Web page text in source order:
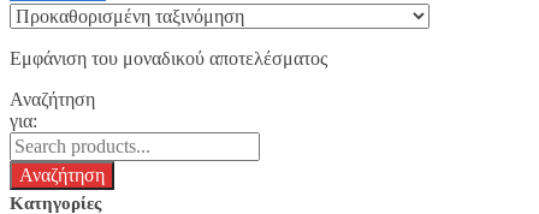
Εμφάνιση του μοναδικού αποτελέσματος
Αναζήτηση
για:
Κατηγορίες